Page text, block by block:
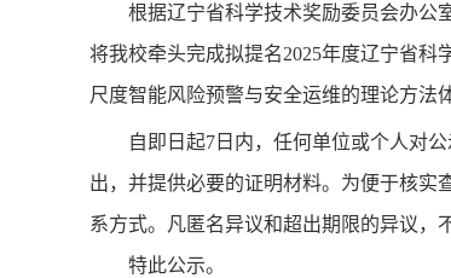
根据辽宁省科学技术奖励委员会办公
将我校牵头完成拟提名2025年度辽宁省科
尺度智能风险预警与安全运维的理论方法
自即日起7日内，任何单位或个人对
出，并提供必要的证明材料。为便于核实
系方式。凡匿名异议和超出期限的异议，
特此公示。